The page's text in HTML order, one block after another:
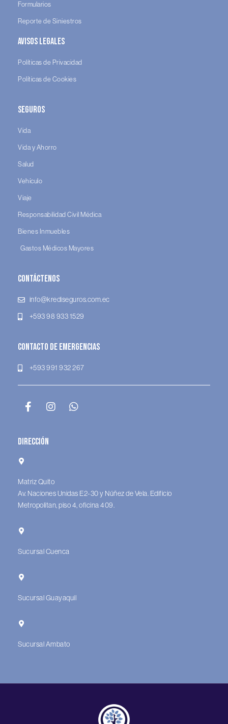
Formularios
Reporte de Siniestros
Avisos legales
Políticas de Privacidad
Políticas de Cookies
Seguros
Vida
Vida y Ahorro
Salud
Vehículo
Viaje
Responsabilidad Civil Médica
Bienes Inmuebles
Gastos Médicos Mayores
Contáctenos
info@krediseguros.com.ec
+593 98 933 1529
Contacto de Emergencias
+593 991 932 267
Dirección
Matriz Quito
Av. Naciones Unidas E2-30 y Núñez de Vela. Edificio
Metropolitan, piso 4, oficina 409.
Sucursal Cuenca
Sucursal Guayaquil
Sucursal Ambato